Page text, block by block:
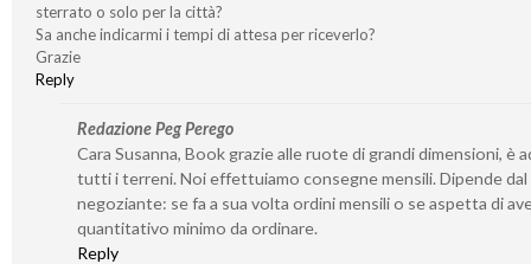
sterrato o solo per la città?
Sa anche indicarmi i tempi di attesa per riceverlo?
Grazie
Reply
Redazione Peg Perego
Cara Susanna, Book grazie alle ruote di grandi dimensioni, è
tutti i terreni. Noi effettuiamo consegne mensili. Dipende dal
negoziante: se fa a sua volta ordini mensili o se aspetta di
quantitativo minimo da ordinare.
Reply